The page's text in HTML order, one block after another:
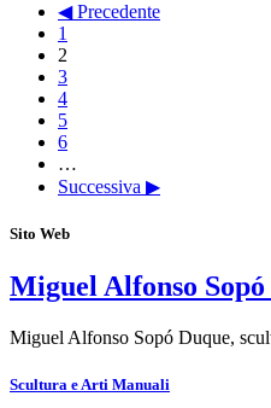
◀ Precedente
1
2
3
4
5
6
…
Successiva ▶
Sito Web
Miguel Alfonso Sopó
Miguel Alfonso Sopó Duque,
Scultura e Arti Manuali